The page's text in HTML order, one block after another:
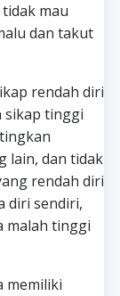
mau
dan takut
rendah diri
sikap tinggi
lain, dan tidak
rendah diri
diri sendiri,
malah tinggi
memiliki